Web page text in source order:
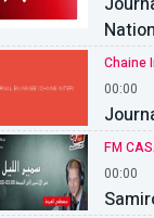
Chaine
00:00
FM
00:00